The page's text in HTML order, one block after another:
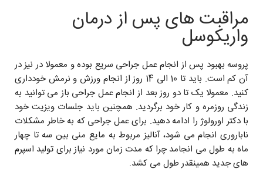
مراقبت های پس از درمان
واریکوسل
پروسه بهبود پس از انجام عمل جراحی سریع بوده و معمولا در نیز در
آن کم است. باید تا 10 الی 14 روز از انجام ورزش و نرمش خودداری
کنید. معمولا یک تا دو روز بعد از انجام عمل جراحی باز می توانید به
زندگی روزمره و کار خود برگردید. همچنین باید جلسات ویزیت خود
با دکتر اورولوژ را ادامه دهید. برای عمل جراحی که به خاطر مشکلات
ناباروری انجام می شود، آنالیز مربوط به مایع منی بین سه تا چهار
ماه به طول می انجامد چرا که مدت زمان مورد نیاز برای تولید اسپرم
های جدید همینقدر طول می کشد.